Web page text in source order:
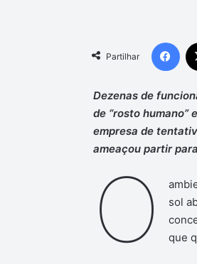
Partilhar
Dezenas de
de “rosto humano”
empresa de
ameaçou partir
O
sol
que